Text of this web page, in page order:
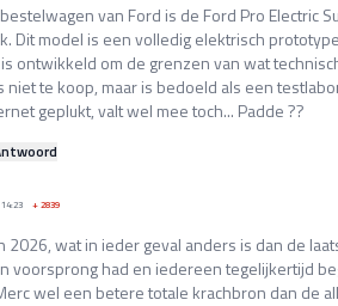
van Ford is de Ford Pro Electric
Dit model is een volledig elektrisch
is ontwikkeld om de grenzen van wat
niet te koop, maar is bedoeld als een
geplukt, valt wel mee toch... Padde ??
+2839
2026, wat in ieder geval anders is dan de
voorsprong had en iedereen tegelijkertijd
wel een betere totale krachbron dan de